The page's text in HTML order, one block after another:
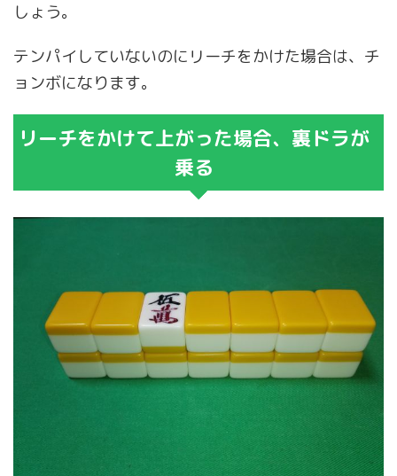
しょう。
テンパイしていないのにリーチをかけた場合は、チ
ョンボになります。
リーチをかけて上がった場合、裏ドラが
乗る